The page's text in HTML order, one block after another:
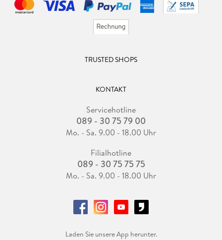
TRUSTED SHOPS
KONTAKT
Servicehotline
089 - 30 75 79 00
Mo. - Sa. 9.00 - 18.00 Uhr
Filialhotline
089 - 30 75 75 75
Mo. - Sa. 9.00 - 18.00 Uhr
Laden Sie unsere App herunter.